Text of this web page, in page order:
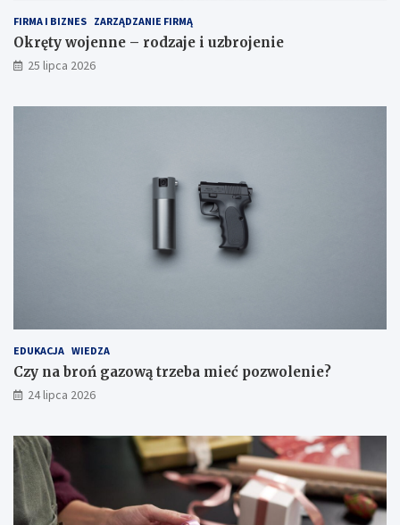
FIRMA I BIZNES ZARZĄDZANIE FIRMĄ
Okręty wojenne – rodzaje i uzbrojenie
25 lipca 2026
EDUKACJA WIEDZA
Czy na broń gazową trzeba mieć pozwolenie?
24 lipca 2026